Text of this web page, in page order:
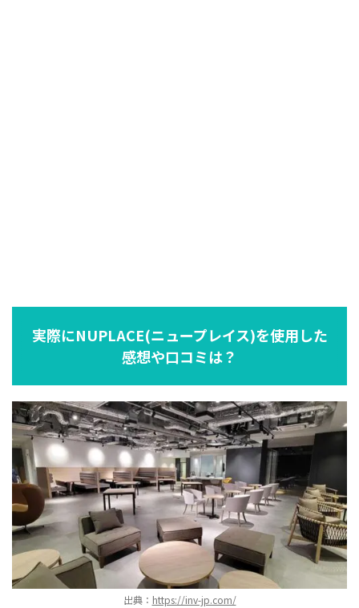
実際にNUPLACE(ニュープレイス)を使用した
感想や口コミは？
出典： https://inv-jp.com/